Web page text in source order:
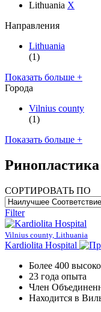
Lithuania X
Направления
Lithuania
(1)
Показать больше +
Города
Vilnius county
(1)
Показать больше +
СОРТИРОВАТЬ ПО
Filter
Vilnius county, Lithuania
Kardiolita Hospital
Более 400
23 года опыта
Член
Находится в